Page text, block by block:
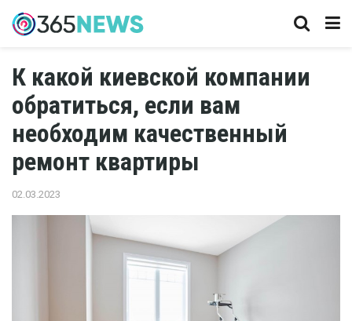
К какой киевской компании
обратиться, если вам
необходим качественный
ремонт квартиры
02.03.2023